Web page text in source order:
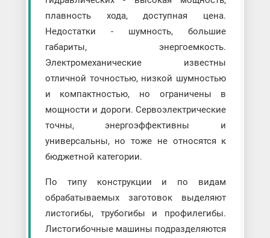
плавность хода, доступная цена.
Недостатки - шумность, большие
габариты, энергоемкость.
Электромеханические известны
отличной точностью, низкой шумностью
и компактностью, но ограничены в
мощности и дороги. Сервоэлектрические
точны, энергоэффективны и
универсальны, но тоже не относятся к
бюджетной категории.
По типу конструкции и по видам
обрабатываемых заготовок выделяют
листогибы, трубогибы и профилегибы.
Листогибочные машины подразделяются